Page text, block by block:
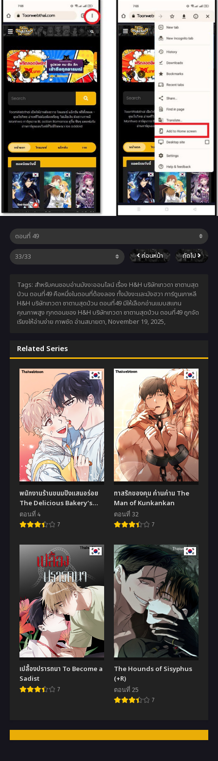
ก่อนหน้า ถัดไป
Tags: สำหรับคนชอบอ่านมังงะออนไลน์ เรื่อง H&H บริษัทเทวดา ซาตานสุด
ป่วน ตอนที่49 คือหนึ่งในตอนที่ต้องลอง ทั้งมังงะและมังฮวา การ์ตูนเกาหลี
H&H บริษัทเทวดา ซาตานสุดป่วน ตอนที่49 มีให้เลือกอ่านแบบสแกน
คุณภาพสูง ทุกตอนของ H&H บริษัทเทวดา ซาตานสุดป่วน ตอนที่49 ถูกจัด
เรียงให้อ่านง่าย ภาพชัด อ่านสบายตา, November 19, 2025,
Related Series
พนักงานร้านขนมปังแสนอร่อย
The Delicious Bakery’s
Part Timer
ตอนที่ 4
7
ทาสรักของคุน ค่านค่าน The
Man of Kunkankan
ตอนที่ 32
7
เปลื้องปรารถนา To Become a
Sadist
7
The Hounds of Sisyphus
(+R)
ตอนที่ 25
7